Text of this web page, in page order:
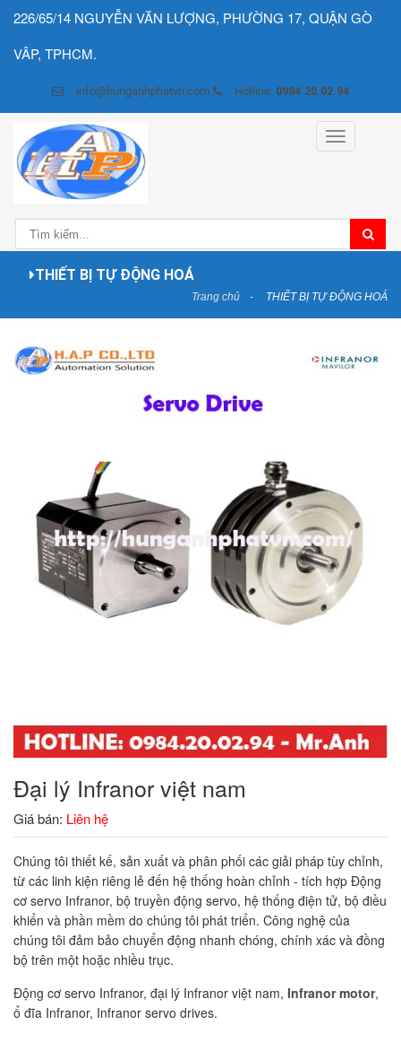
226/65/14 NGUYỄN VĂN LƯỢNG, PHƯỜNG 17, QUẬN GÒ
VÂP, TPHCM.
info@hunganhphatvn.com Hotline: 0984.20.02.94
Toggle
navigation
THIẾT BỊ TỰ ĐỘNG HOÁ
Trang chủ THIẾT BỊ TỰ ĐỘNG HOÁ
Đại lý Infranor việt nam
Giá bán: Liên hệ
Chúng tôi thiết kế, sản xuất và phân phối các giải pháp tùy chỉnh,
từ các linh kiện riêng lẻ đến hệ thống hoàn chỉnh - tích hợp Động
cơ servo Infranor, bộ truyền động servo, hệ thống điện tử, bộ điều
khiển và phần mềm do chúng tôi phát triển. Công nghệ của
chúng tôi đảm bảo chuyển động nhanh chóng, chính xác và đồng
bộ trên một hoặc nhiều trục.
Động cơ servo Infranor, đại lý Infranor việt nam, Infranor motor,
ổ đĩa Infranor, Infranor servo drives.